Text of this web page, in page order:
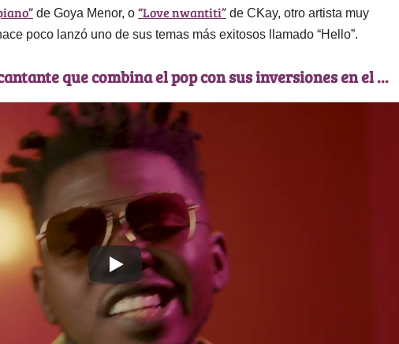
de Goya Menor, o “Love nwantiti” de CKay, otro artista muy
poco lanzó uno de sus temas más exitosos llamado “Hello”.
que combina el pop con sus inversiones en el ...